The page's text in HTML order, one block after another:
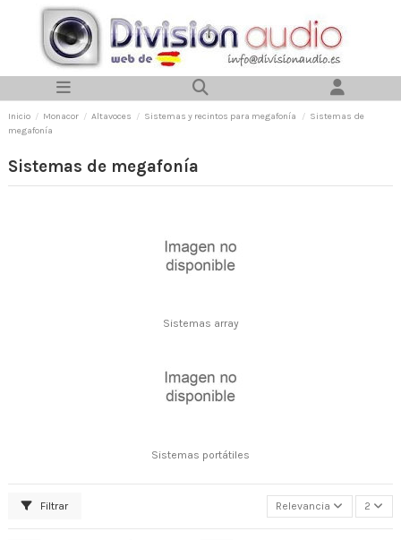
Inicio Monacor Altavoces Sistemas y recintos para megafonía
Sistemas de
megafonía
Sistemas de megafonía
Sistemas array
Sistemas portátiles
Filtrar Relevancia 2